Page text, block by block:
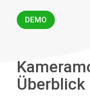
DEMO
Überblick